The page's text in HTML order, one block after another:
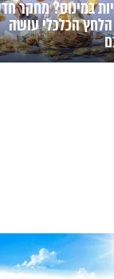
במינוס? מחקר
הכלכלי עושה